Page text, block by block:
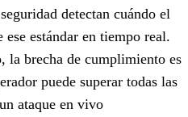
detectan cuándo el
estándar en tiempo real.
la brecha de cumplimiento es
puede superar todas las
ataque en vivo